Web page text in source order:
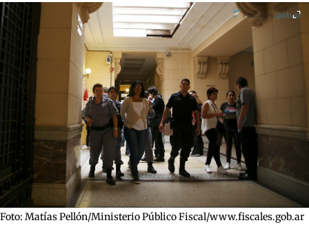
Foto: Matías Pellón/Ministerio Público Fiscal/www.fiscales.gob.ar